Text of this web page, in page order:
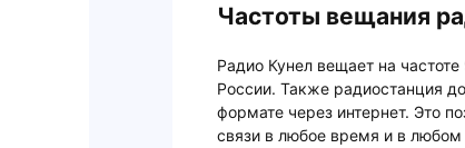
Частоты вещания
Радио Кунел вещает на
России. Также радиостанция
формате через интернет. Это
связи в любое время и в